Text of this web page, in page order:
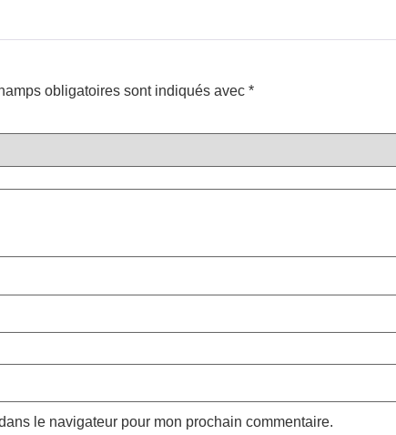
obligatoires sont indiqués avec *
le navigateur pour mon prochain commentaire.